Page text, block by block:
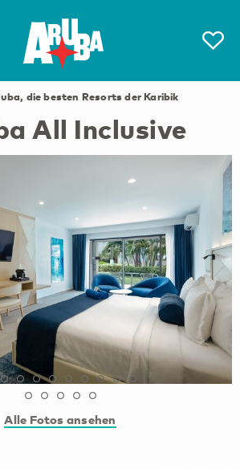
die besten Resorts der Karibik
All Inclusive
Alle Fotos ansehen